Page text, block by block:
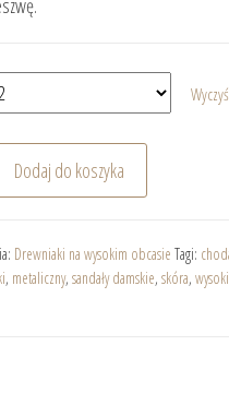
Złoty drewniaki klapki na
Dodaj do koszyka
Drewniaki na wysokim obcasie Tagi:
, metaliczny, sandały damskie, skóra, wysoki